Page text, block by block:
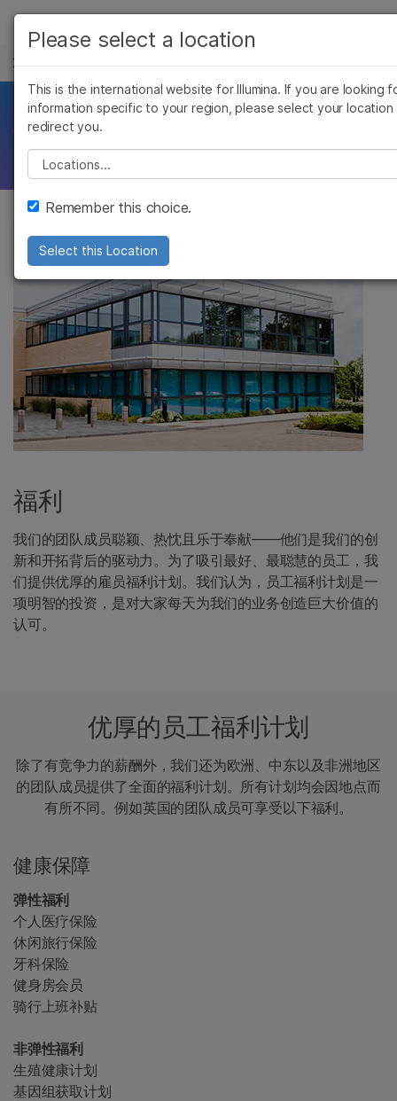
Skip to content
解决方案
学习
公司
支持
推荐内容链接
职业生涯
创新不分地域
福利
我们的团队成员聪颖、热忱且乐于奉献——他们是我们的创
新和开拓背后的驱动力。为了吸引最好、最聪慧的员工，我
们提供优厚的雇员福利计划。我们认为，员工福利计划是一
项明智的投资，是对大家每天为我们的业务创造巨大价值的
认可。
优厚的员工福利计划
除了有竞争力的薪酬外，我们还为欧洲、中东以及非洲地区
的团队成员提供了全面的福利计划。所有计划均会因地点而
有所不同。例如英国的团队成员可享受以下福利。
健康保障
弹性福利
个人医疗保险
休闲旅行保险
牙科保险
健身房会员
骑行上班补贴
非弹性福利
生殖健康计划
基因组获取计划
查看更多相关内容。选择您感兴趣的领域:
癌症研究
微生物学
农业基因组学
复杂疾病
临床肿瘤学
遗传病和罕见病
Please select a location
This is the international website for Illumina. If you are looking
information specific to your region, please select your location
redirect you.
Please select a location
Remember this choice.
Select this Location